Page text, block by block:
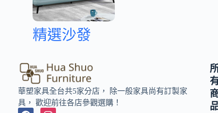
精選沙發
華塑家具全台共5家分店， 除一般家具尚有訂製家
具， 歡迎前往各店參觀選購！